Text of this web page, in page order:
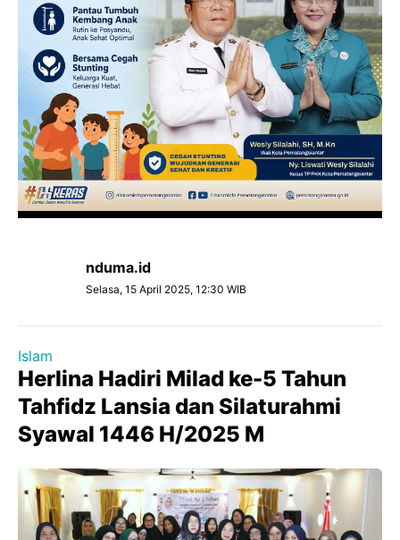
nduma.id
Selasa, 15 April 2025, 12:30 WIB
Islam
Herlina Hadiri Milad ke-5 Tahun
Tahfidz Lansia dan Silaturahmi
Syawal 1446 H/2025 M